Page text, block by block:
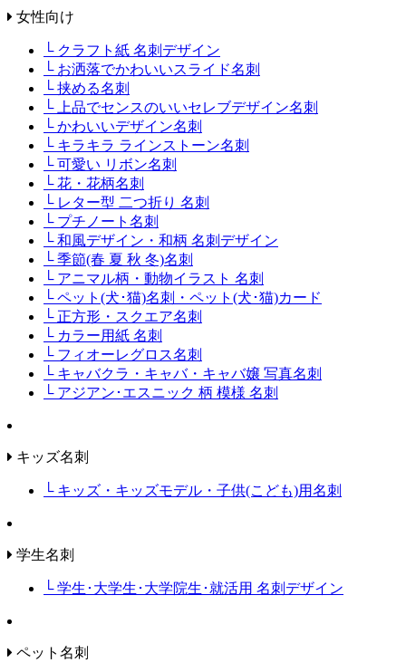
女性向け
└ クラフト紙 名刺デザイン
└ お洒落でかわいいスライド名刺
└ 挟める名刺
└ 上品でセンスのいいセレブデザイン名刺
└ かわいいデザイン名刺
└ キラキラ ラインストーン名刺
└ 可愛い リボン名刺
└ 花・花柄名刺
└ レター型 二つ折り 名刺
└ プチノート名刺
└ 和風デザイン・和柄 名刺デザイン
└ 季節(春 夏 秋 冬)名刺
└ アニマル柄・動物イラスト 名刺
└ ペット(犬･猫)名刺・ペット(犬･猫)カード
└ 正方形・スクエア名刺
└ カラー用紙 名刺
└ フィオーレグロス名刺
└ キャバクラ・キャバ・キャバ嬢 写真名刺
└ アジアン･エスニック 柄 模様 名刺
キッズ名刺
└ キッズ・キッズモデル・子供(こども)用名刺
学生名刺
└ 学生･大学生･大学院生･就活用 名刺デザイン
ペット名刺